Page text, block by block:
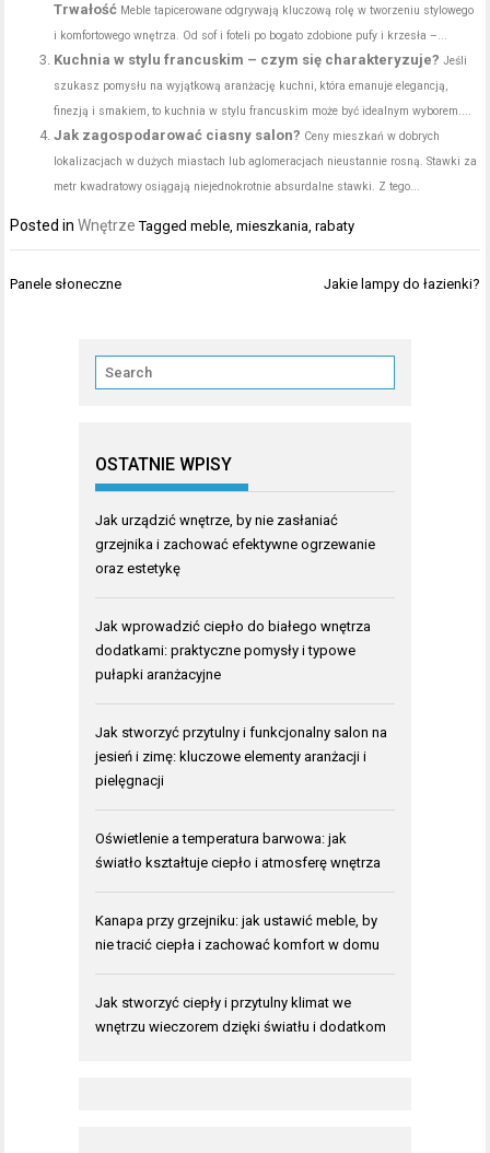
Trwałość Meble tapicerowane odgrywają kluczową rolę w tworzeniu stylowego
i komfortowego wnętrza. Od sof i foteli po bogato zdobione pufy i krzesła –...
Kuchnia w stylu francuskim – czym się charakteryzuje? Jeśli
szukasz pomysłu na wyjątkową aranżację kuchni, która emanuje elegancją,
finezją i smakiem, to kuchnia w stylu francuskim może być idealnym wyborem....
Jak zagospodarować ciasny salon? Ceny mieszkań w dobrych
lokalizacjach w dużych miastach lub aglomeracjach nieustannie rosną. Stawki za
metr kwadratowy osiągają niejednokrotnie absurdalne stawki. Z tego...
Posted inWnętrze Taggedmeble,mieszkania,rabaty
Nawigacja
Panele słoneczne Jakie lampy do łazienki?
OSTATNIE WPISY
Jak urządzić wnętrze, by nie zasłaniać
grzejnika i zachować efektywne ogrzewanie
oraz estetykę
Jak wprowadzić ciepło do białego wnętrza
dodatkami: praktyczne pomysły i typowe
pułapki aranżacyjne
Jak stworzyć przytulny i funkcjonalny salon na
jesień i zimę: kluczowe elementy aranżacji i
pielęgnacji
Oświetlenie a temperatura barwowa: jak
światło kształtuje ciepło i atmosferę wnętrza
Kanapa przy grzejniku: jak ustawić meble, by
nie tracić ciepła i zachować komfort w domu
Jak stworzyć ciepły i przytulny klimat we
wnętrzu wieczorem dzięki światłu i dodatkom